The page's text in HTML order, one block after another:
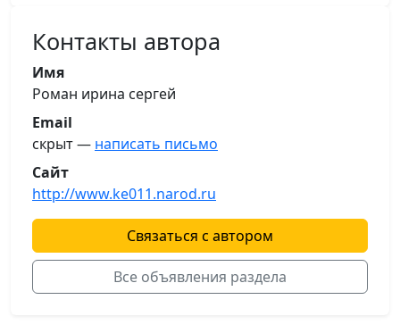
Контакты автора
Имя
Роман ирина сергей
Email
скрыт — написать письмо
Сайт
http://www.ke011.narod.ru
Связаться с автором
Все объявления раздела